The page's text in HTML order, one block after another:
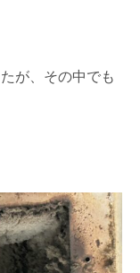
が、その中でも